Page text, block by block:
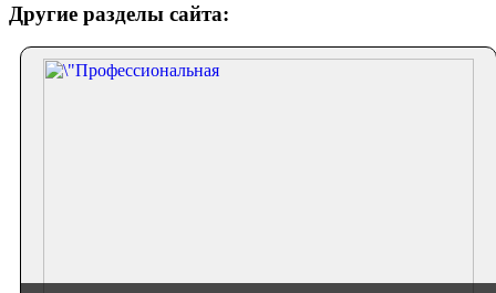
Другие разделы сайта: